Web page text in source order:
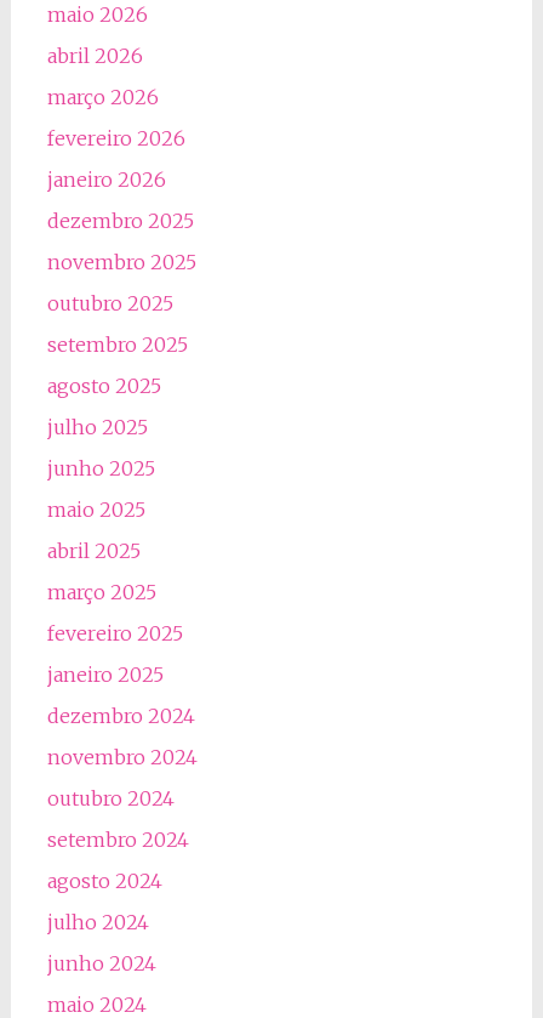
maio 2026
abril 2026
março 2026
fevereiro 2026
janeiro 2026
dezembro 2025
novembro 2025
outubro 2025
setembro 2025
agosto 2025
julho 2025
junho 2025
maio 2025
abril 2025
março 2025
fevereiro 2025
janeiro 2025
dezembro 2024
novembro 2024
outubro 2024
setembro 2024
agosto 2024
julho 2024
junho 2024
maio 2024